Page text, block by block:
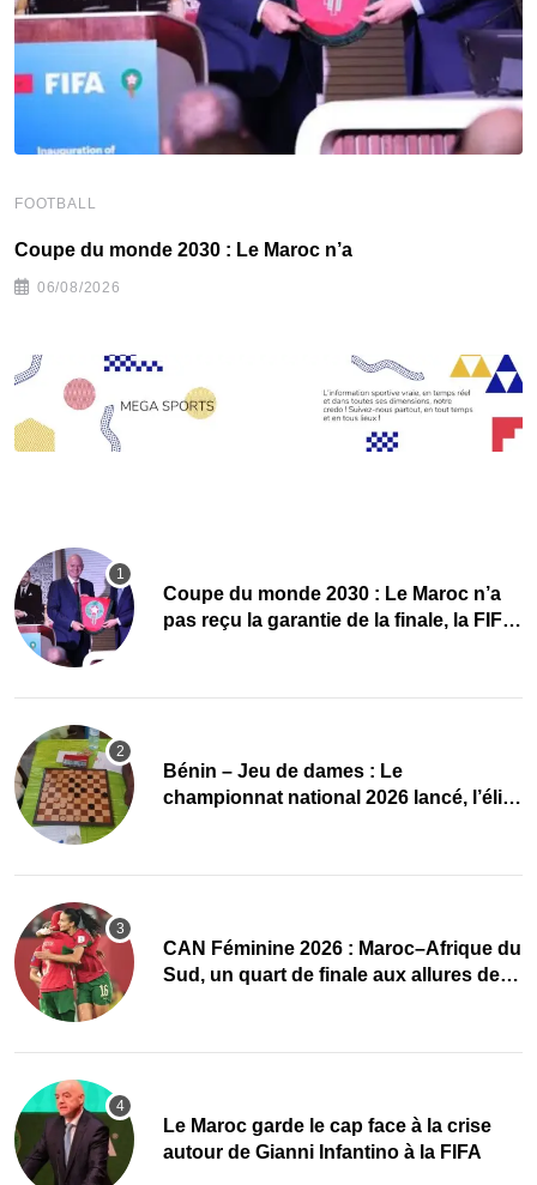
FOOTBALL
Coupe du monde 2030 : Le Maroc n’a
06/08/2026
Coupe du monde 2030 : Le Maroc n’a
pas reçu la garantie de la finale, la FIFA
Bénin – Jeu de dames : Le
championnat national 2026 lancé, l’élite
CAN Féminine 2026 : Maroc–Afrique du
Sud, un quart de finale aux allures de
Le Maroc garde le cap face à la crise
autour de Gianni Infantino à la FIFA